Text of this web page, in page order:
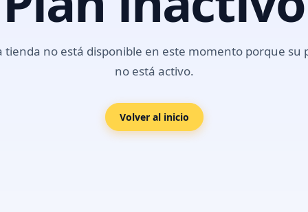
tienda no está disponible en este momento porque su
no está activo.
Volver al inicio